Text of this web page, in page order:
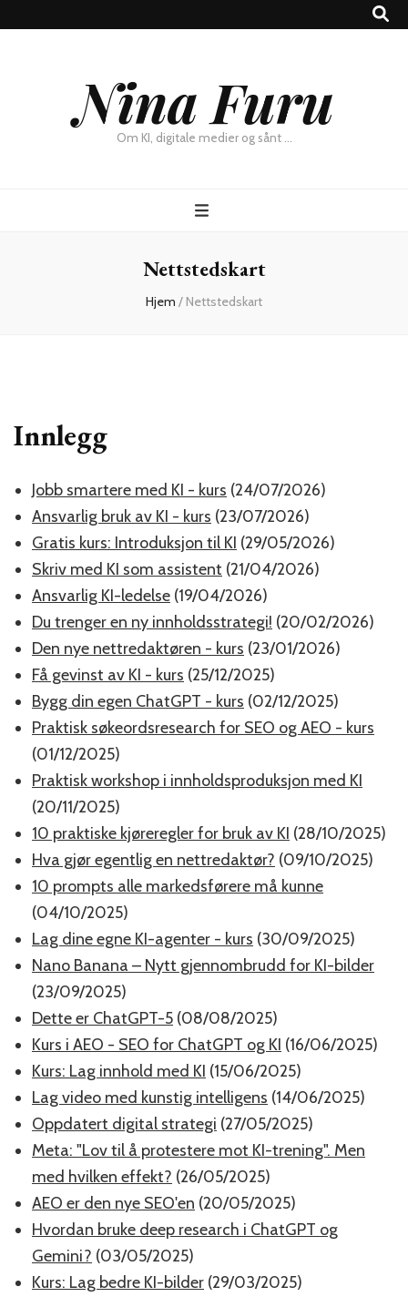
Nina Furu
Om KI, digitale medier og sånt …
Nettstedskart
Hjem / Nettstedskart
Innlegg
Jobb smartere med KI - kurs (24/07/2026)
Ansvarlig bruk av KI - kurs (23/07/2026)
Gratis kurs: Introduksjon til KI (29/05/2026)
Skriv med KI som assistent (21/04/2026)
Ansvarlig KI-ledelse (19/04/2026)
Du trenger en ny innholdsstrategi! (20/02/2026)
Den nye nettredaktøren - kurs (23/01/2026)
Få gevinst av KI - kurs (25/12/2025)
Bygg din egen ChatGPT - kurs (02/12/2025)
Praktisk søkeordsresearch for SEO og AEO - kurs
(01/12/2025)
Praktisk workshop i innholdsproduksjon med KI
(20/11/2025)
10 praktiske kjøreregler for bruk av KI (28/10/2025)
Hva gjør egentlig en nettredaktør? (09/10/2025)
10 prompts alle markedsførere må kunne
(04/10/2025)
Lag dine egne KI-agenter - kurs (30/09/2025)
Nano Banana – Nytt gjennombrudd for KI-bilder
(23/09/2025)
Dette er ChatGPT-5 (08/08/2025)
Kurs i AEO - SEO for ChatGPT og KI (16/06/2025)
Kurs: Lag innhold med KI (15/06/2025)
Lag video med kunstig intelligens (14/06/2025)
Oppdatert digital strategi (27/05/2025)
Meta: "Lov til å protestere mot KI-trening". Men
med hvilken effekt? (26/05/2025)
AEO er den nye SEO'en (20/05/2025)
Hvordan bruke deep research i ChatGPT og
Gemini? (03/05/2025)
Kurs: Lag bedre KI-bilder (29/03/2025)